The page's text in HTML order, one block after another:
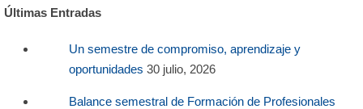
Últimas Entradas
Un semestre de compromiso, aprendizaje y
oportunidades 30 julio, 2026
Balance semestral de Formación de Profesionales